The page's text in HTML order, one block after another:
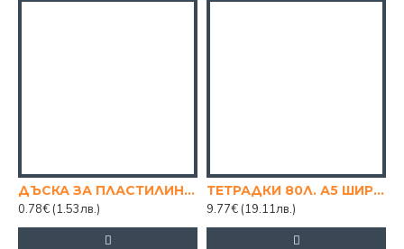
ДЪСКА ЗА ПЛАСТИЛИН С НОЖЧЕ
0.78€ (1.53лв.)
ТЕТРАДКИ 80Л. А5 ШИРОКИ РЕДОВЕ
9.77€ (19.11лв.)